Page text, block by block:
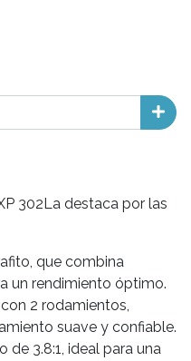
302La destaca por las
que combina
un rendimiento óptimo.
2 rodamientos,
suave y confiable.
de 3.8:1, ideal para una